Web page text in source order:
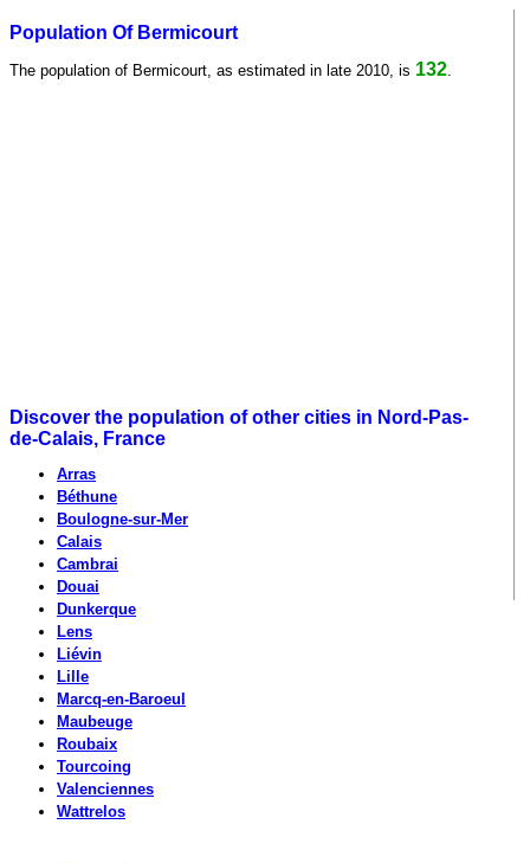
Population Of Bermicourt
The population of Bermicourt, as estimated in late 2010, is 132
Discover the population of other cities in Nord-Pas-
de-Calais, France
Arras
Béthune
Boulogne-sur-Mer
Calais
Cambrai
Douai
Dunkerque
Lens
Liévin
Lille
Marcq-en-Baroeul
Maubeuge
Roubaix
Tourcoing
Valenciennes
Wattrelos